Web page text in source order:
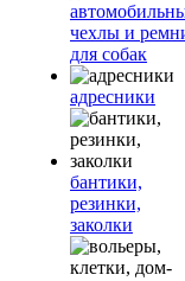
чехлы и
для собак
адресники
бантики,
резинки,
заколки